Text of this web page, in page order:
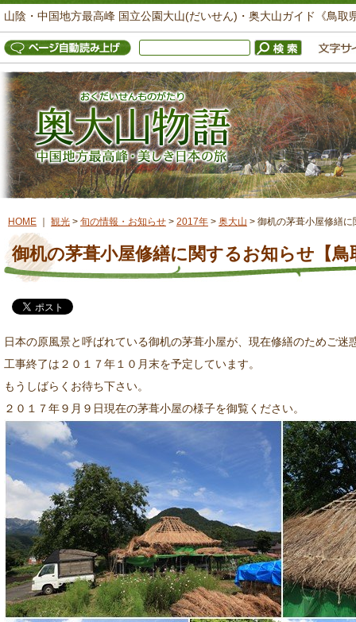
山陰・中国地方最高峰 国立公園大山(だいせん)・奥大山ガイド《鳥取
HOME 観光 > 旬の情報・お知らせ > 2017年 > 奥大山 > 御机の茅葺小屋修繕
御机の茅葺小屋修繕に関するお知らせ【鳥
日本の原風景と呼ばれている御机の茅葺小屋が、現在修繕のためご迷
工事終了は２０１７年１０月末を予定しています。
もうしばらくお待ち下さい。
２０１７年９月９日現在の茅葺小屋の様子を御覧ください。